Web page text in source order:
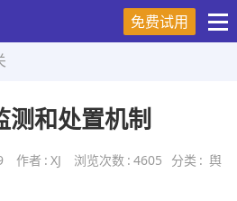
免费试用
测和处置机制
作者 : XJ 浏览次数 : 4605 分类 : 舆